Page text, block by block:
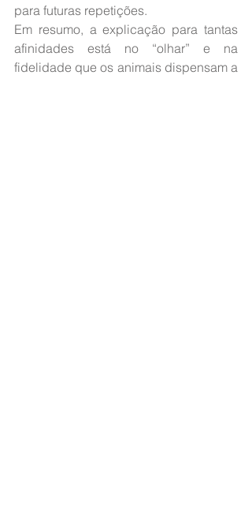
para futuras repetições.
Em resumo, a explicação para tantas
afinidades está no “olhar” e na
fidelidade que os animais dispensam a